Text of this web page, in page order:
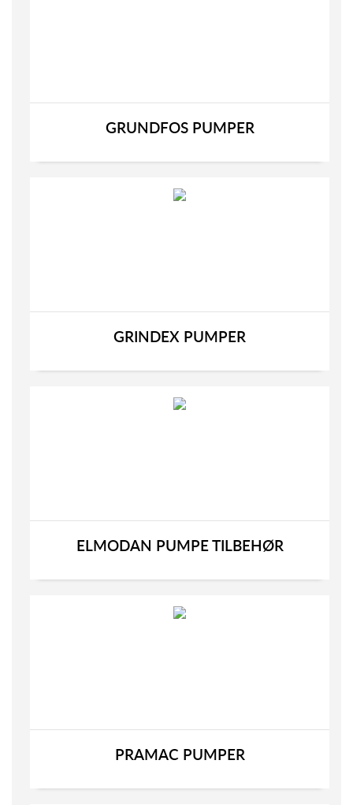
GRUNDFOS PUMPER
GRINDEX PUMPER
ELMODAN PUMPE TILBEHØR
PRAMAC PUMPER